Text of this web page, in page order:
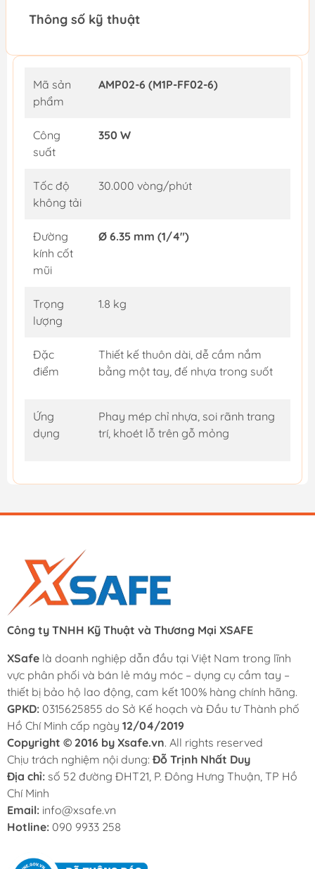
Thông số kỹ thuật
Mã sản
phẩm
AMP02-6 (M1P-FF02-6)
Công
suất
350 W
Tốc độ
không tải
30.000 vòng/phút
Đường
kính cốt
mũi
Ø 6.35 mm (1/4")
Trọng
lượng
1.8 kg
Đặc
điểm
Thiết kế thuôn dài, dễ cầm nắm
bằng một tay, đế nhựa trong suốt
Ứng
dụng
Phay mép chỉ nhựa, soi rãnh trang
trí, khoét lỗ trên gỗ mỏng
Công ty TNHH Kỹ Thuật và Thương Mại XSAFE
XSafe là doanh nghiệp dẫn đầu tại Việt Nam trong lĩnh
vực phân phối và bán lẻ máy móc – dụng cụ cầm tay –
thiết bị bảo hộ lao động, cam kết 100% hàng chính hãng.
GPKD: 0315625855 do Sở Kế hoạch và Đầu tư Thành phố
Hồ Chí Minh cấp ngày 12/04/2019
Copyright © 2016 by Xsafe.vn. All rights reserved
Chịu trách nghiệm nội dung: Đỗ Trịnh Nhất Duy
Địa chỉ: số 52 đường ĐHT21, P. Đông Hưng Thuận, TP Hồ
Chí Minh
Email: info@xsafe.vn
Hotline: 090 9933 258